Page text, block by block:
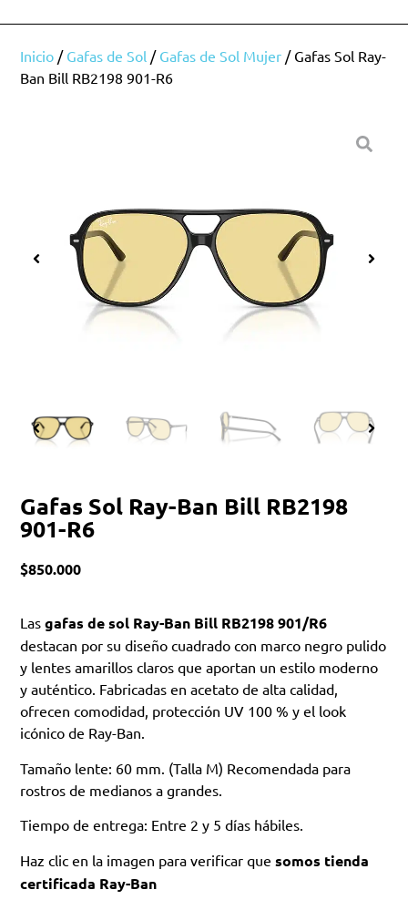
Inicio / Gafas de Sol / Gafas de Sol Mujer / Gafas Sol Ray-
Ban Bill RB2198 901-R6
Gafas Sol Ray-Ban Bill RB2198
901-R6
$850.000
Lasgafas de sol Ray-Ban Bill RB2198 901/R6
destacan por su diseño cuadrado con marco negro pulido
y lentes amarillos claros que aportan un estilo moderno
y auténtico. Fabricadas en acetato de alta calidad,
ofrecen comodidad, protección UV 100 % y el look
icónico de Ray-Ban.
Tamaño lente: 60 mm. (Talla M) Recomendada para
rostros de medianos a grandes.
Tiempo de entrega: Entre 2 y 5 días hábiles.
Haz clic en la imagen para verificar que somos tienda
certificada Ray-Ban